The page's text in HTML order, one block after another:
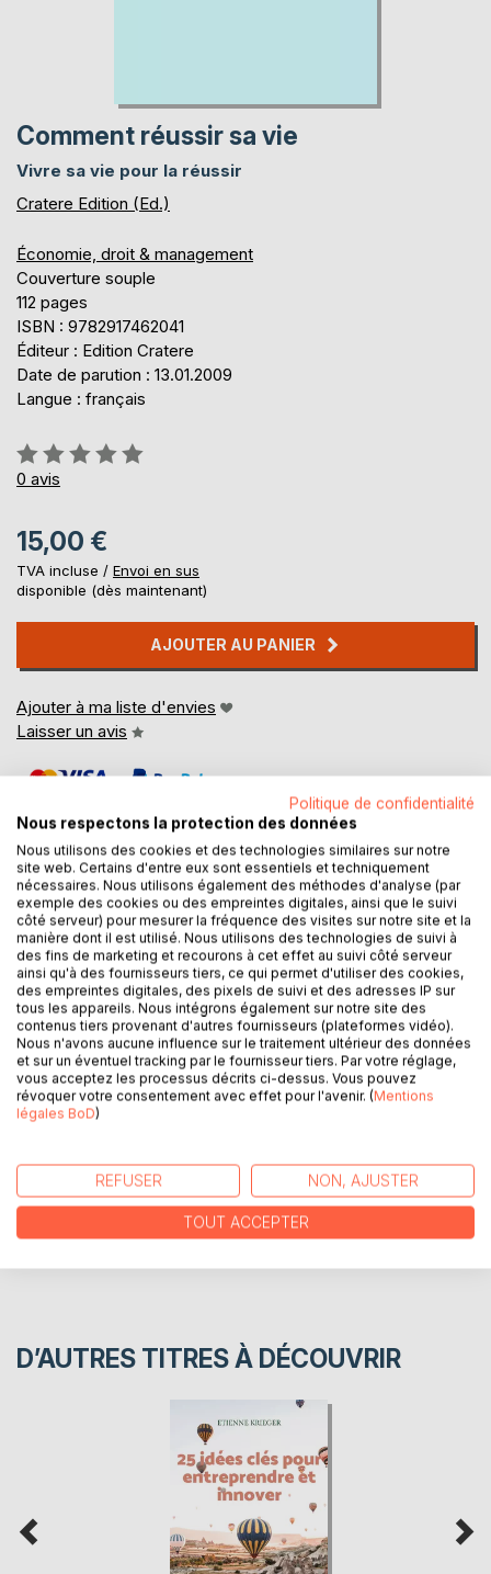
Comment réussir sa vie
Vivre sa vie pour la réussir
Cratere Edition (Ed.)
Économie, droit & management
Couverture souple
112 pages
ISBN : 9782917462041
Éditeur : Edition Cratere
Date de parution : 13.01.2009
Langue : français
Évaluation:
0%
0 avis
15,00 €
TVA incluse / Envoi en sus
disponible (dès maintenant)
AJOUTER AU PANIER
Ajouter à ma liste d'envies
Laisser un avis
DESCRIPTION
Ce livre va vous révéler le secret de la vie, pouvoir de
changer de vie et avoir l'estime de soi-même, le secret de
la paix intérieur, apprendre à contrôler notre vie, vivre dans
le bonheur et réaliser ses rêves.
AUTEUR(S)
AVIS
D’AUTRES TITRES À DÉCOUVRIR
Politique de confidentialité
Nous respectons la protection des données
Nous utilisons des cookies et des technologies similaires sur notre
site web. Certains d'entre eux sont essentiels et techniquement
nécessaires. Nous utilisons également des méthodes d'analyse (par
exemple des cookies ou des empreintes digitales, ainsi que le suivi
côté serveur) pour mesurer la fréquence des visites sur notre site et la
manière dont il est utilisé. Nous utilisons des technologies de suivi à
des fins de marketing et recourons à cet effet au suivi côté serveur
ainsi qu'à des fournisseurs tiers, ce qui permet d'utiliser des cookies,
des empreintes digitales, des pixels de suivi et des adresses IP sur
tous les appareils. Nous intégrons également sur notre site des
contenus tiers provenant d'autres fournisseurs (plateformes vidéo).
Nous n'avons aucune influence sur le traitement ultérieur des données
et sur un éventuel tracking par le fournisseur tiers. Par votre réglage,
vous acceptez les processus décrits ci-dessus. Vous pouvez
révoquer votre consentement avec effet pour l'avenir. (Mentions
légales BoD)
REFUSER NON, AJUSTER
TOUT ACCEPTER